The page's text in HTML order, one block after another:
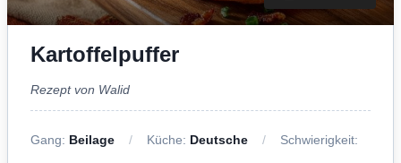
Kartoffelpuffer
Rezept von Walid
Gang: Beilage Küche: Deutsche Schwierigkeit: